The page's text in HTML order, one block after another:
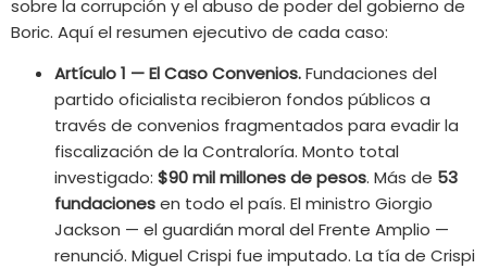
sobre la corrupción y el abuso de poder del gobierno de
Boric. Aquí el resumen ejecutivo de cada caso:
Artículo 1 — El Caso Convenios.Fundaciones del
partido oficialista recibieron fondos públicos a
través de convenios fragmentados para evadir la
fiscalización de la Contraloría. Monto total
investigado: $90 mil millones de pesos. Más de 53
fundacionesen todo el país. El ministro Giorgio
Jackson — el guardián moral del Frente Amplio —
renunció. Miguel Crispi fue imputado. La tía de Crispi